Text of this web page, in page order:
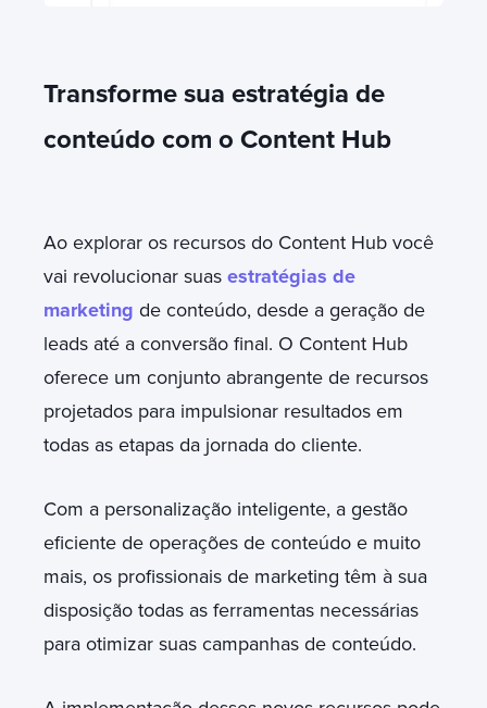
Transforme sua estratégia de
conteúdo com o Content Hub
Ao explorar os recursos do Content Hub você
vai revolucionar suas estratégias de
marketing de conteúdo, desde a geração de
leads até a conversão final. O Content Hub
oferece um conjunto abrangente de recursos
projetados para impulsionar resultados em
todas as etapas da jornada do cliente.
Com a personalização inteligente, a gestão
eficiente de operações de conteúdo e muito
mais, os profissionais de marketing têm à sua
disposição todas as ferramentas necessárias
para otimizar suas campanhas de conteúdo.